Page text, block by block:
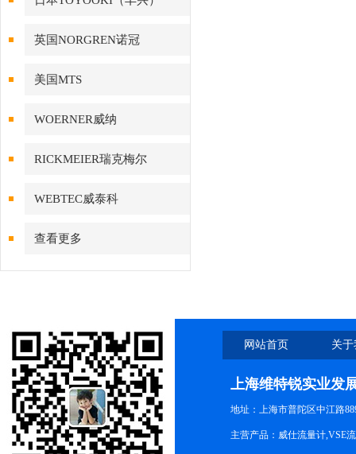
英国NORGREN诺冠
美国MTS
WOERNER威纳
RICKMEIER瑞克梅尔
WEBTEC威泰科
查看更多
网站首页 关
上海维特锐实业发
地址：上海市普陀区中江路
主营产品：威仕流量计,VSE